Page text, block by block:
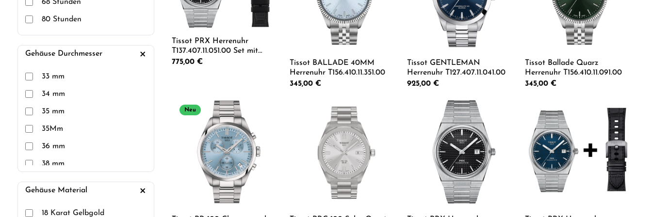
68 Stunden
80 Stunden
Gehäuse Durchmesser
33 mm
34 mm
35 mm
35Mm
36 mm
38 mm
39 mm
Gehäuse Material
18 Karat Gelbgold
Tissot PRX Herrenuhr
T137.407.11.051.00 Set mit
schwarzem Kautschukarmband
Regulärer Preis:
775,00 €
Tissot BALLADE 40MM
Herrenuhr T156.410.11.351.00
Regulärer Preis:
345,00 €
Produkt Anzahl: Gib den gewünschten Wert ein oder benutze die
Tissot GENTLEMAN
Herrenuhr T127.407.11.041.00
Regulärer Preis:
925,00 €
Produkt Anzahl: Gib den gewünschten
Tissot Ballade Quarz
Herrenuhr T156.410.11.091.00
Regulärer Preis:
345,00 €
Produkt Anzahl: Gib
Neu